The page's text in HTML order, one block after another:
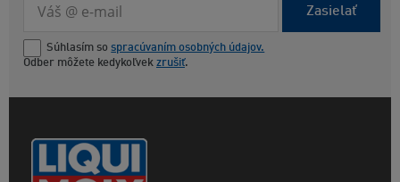
Zasielať
Súhlasím so spracúvaním osobných údajov.
Odber môžete kedykoľvek zrušiť.